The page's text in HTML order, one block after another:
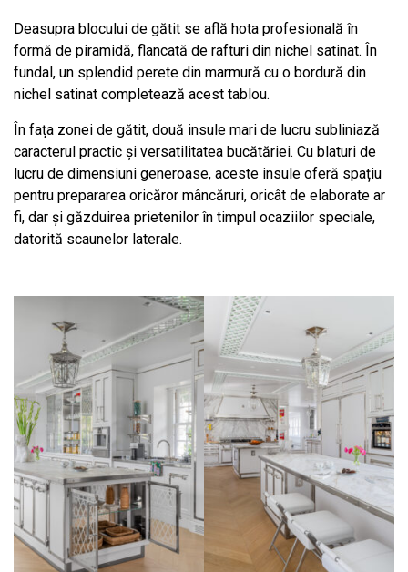
Deasupra blocului de gătit se află hota profesională în
formă de piramidă, flancată de rafturi din nichel satinat. În
fundal, un splendid perete din marmură cu o bordură din
nichel satinat completează acest tablou.
În fața zonei de gătit, două insule mari de lucru subliniază
caracterul practic și versatilitatea bucătăriei. Cu blaturi de
lucru de dimensiuni generoase, aceste insule oferă spațiu
pentru prepararea oricăror mâncăruri, oricât de elaborate ar
fi, dar și găzduirea prietenilor în timpul ocaziilor speciale,
datorită scaunelor laterale.